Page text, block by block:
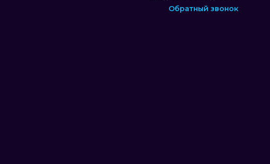
Обратный звонок